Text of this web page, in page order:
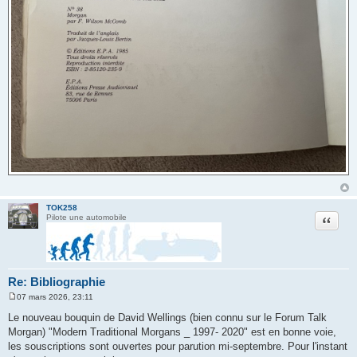
TOK258
Pilote une automobile
Re: Bibliographie
Citation
e
s
s
a
g
07 mars 2026, 23:11
Le nouveau bouquin de David Wellings (bien connu sur le Forum Talk
Morgan) "Modern Traditional Morgans _ 1997- 2020" est en bonne voie,
les souscriptions sont ouvertes pour parution mi-septembre. Pour l'instant